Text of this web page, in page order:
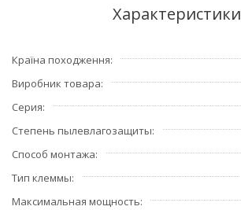
Характеристики
Країна походження
Виробник товара
Серия
Степень пылевлагозащиты
Способ монтажа
Тип клеммы
Максимальная мощность